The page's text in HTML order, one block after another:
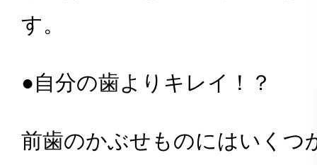
す。
●自分の歯よりキレイ！？
前歯のかぶせものにはいくつ